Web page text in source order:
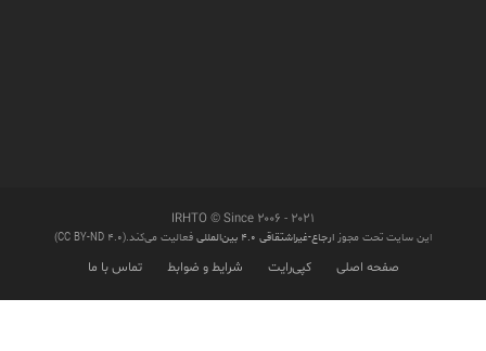
IRHTO © Since ۲۰۰۶ - ۲۰۲۱
این سایت تحت مجوز ارجاع-غیراشتقاقی ۴.۰ بین‌المللی فعالیت می‌کند.(CC BY-ND 4.0)
صفحه اصلی کپی‌رایت شرایط و ضوابط تماس با ما